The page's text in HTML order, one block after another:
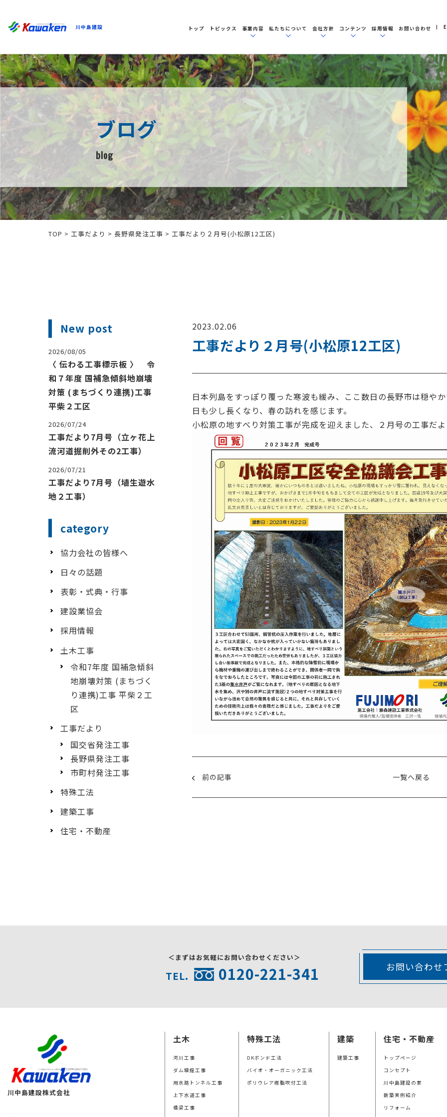
川中島建設 トップ トピックス 事業内容 私たちについて 会社方針 コンテンツ 採用情報 お問い合わせ
ブログ
blog
TOP > 工事だより > 長野県発注工事 > 工事だより２月号(小松原12工区)
2023.02.06
工事だより２月号(小松原12工区)
日本列島をすっぽり覆った寒波も緩み、ここ数日の長野市は穏や
日も少し長くなり、春の訪れを感じます。
小松原の地すべり対策工事が完成を迎えました、２月号の工事だ
前の記事 一覧へ戻る
New post
2026/08/05
〈 伝わる工事標示板 〉 令
和７年度 国補急傾斜地崩壊
対策 (まちづくり連携)工事
平柴２工区
2026/07/24
工事だより7月号（立ヶ花上
流河道掘削外その2工事）
2026/07/21
工事だより7月号（埴生遊水
地２工事）
category
協力会社の皆様へ
日々の話題
表彰・式典・行事
建設業協会
採用情報
土木工事
令和7年度 国補急傾斜
地崩壊対策 (まちづく
り連携)工事 平柴２工
区
工事だより
国交省発注工事
長野県発注工事
市町村発注工事
特殊工法
建築工事
住宅・不動産
＜まずはお気軽にお問い合わせください＞
TEL. 0120-221-341 お問い合わせ
川中島建設株式会社
土木
河川工事
ダム堰提工事
用水路トンネル工事
上下水道工事
橋梁工事
特殊工法
DKボンド工法
バイオ・オーガニック工法
ポリウレア樹脂吹付工法
建築
建築工事
住宅・不動産
トップページ
コンセプト
川中島建設の家
新築実例紹介
リフォーム